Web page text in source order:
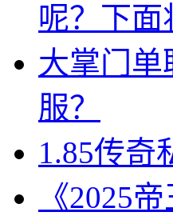
呢？下面
大掌门
服？
1.85传奇
《2025